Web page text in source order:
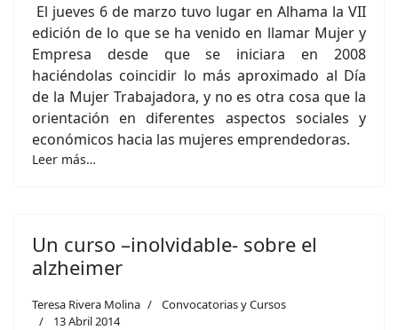
El jueves 6 de marzo tuvo lugar en Alhama la VII
edición de lo que se ha venido en llamar Mujer y
Empresa desde que se iniciara en 2008
haciéndolas coincidir lo más aproximado al Día
de la Mujer Trabajadora, y no es otra cosa que la
orientación en diferentes aspectos sociales y
económicos hacia las mujeres emprendedoras.
Leer más…
Un curso –inolvidable- sobre el
alzheimer
Teresa Rivera Molina
Convocatorias y Cursos
13 Abril 2014